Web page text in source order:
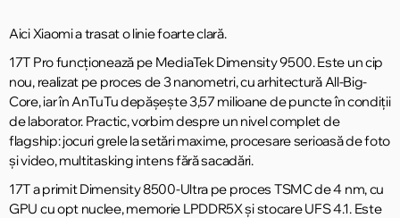
Aici Xiaomi a trasat o linie foarte clară.
17T Pro funcționează pe MediaTek Dimensity 9500. Este un cip
nou, realizat pe proces de 3 nanometri, cu arhitectură All-Big-
Core, iar în AnTuTu depășește 3,57 milioane de puncte în condiții
de laborator. Practic, vorbim despre un nivel complet de
flagship: jocuri grele la setări maxime, procesare serioasă de foto
și video, multitasking intens fără sacadări.
17T a primit Dimensity 8500-Ultra pe proces TSMC de 4 nm, cu
GPU cu opt nuclee, memorie LPDDR5X și stocare UFS 4.1. Este